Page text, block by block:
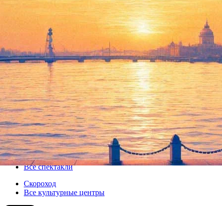
Премьера! Медовый вкус
плодов
14 июня 2013, пятница,20.00
Версия для печати
Все спектакли
Скороход
Все культурные центры